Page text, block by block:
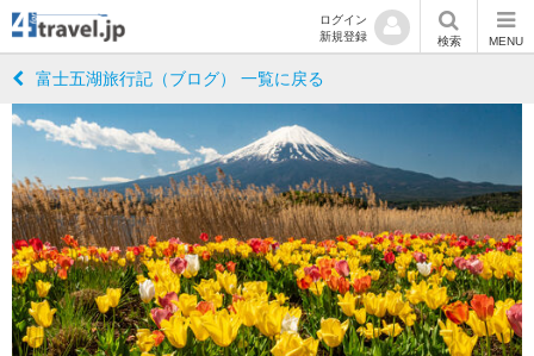
ログイン
新規登録
検索 MENU
富士五湖旅行記（ブログ） 一覧に戻る